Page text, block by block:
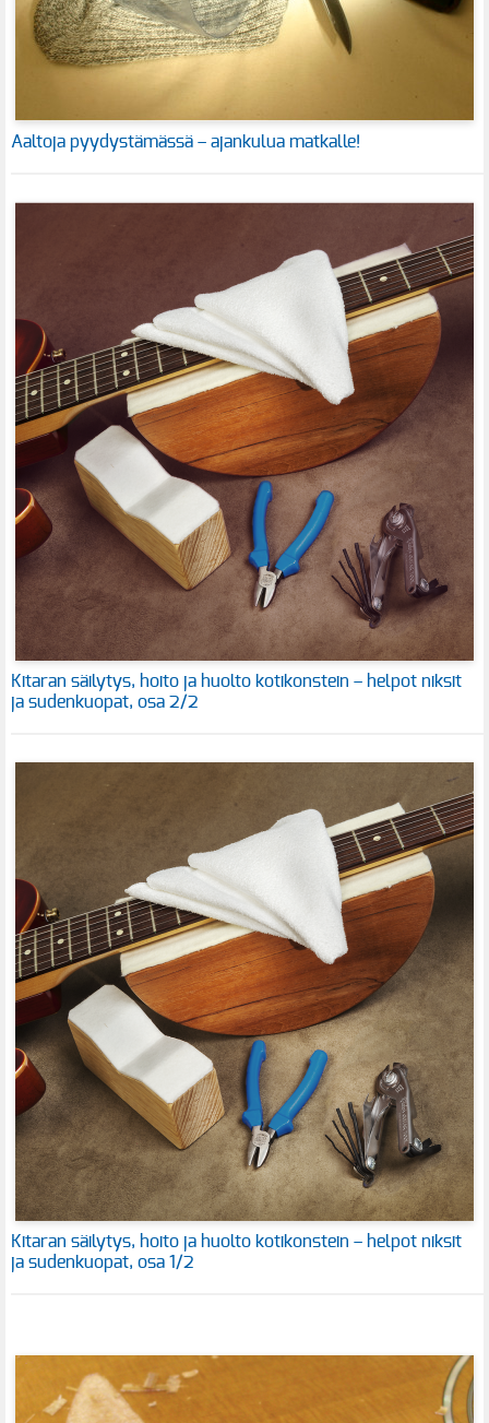
Aaltoja pyydystämässä – ajankulua matkalle!
Kitaran säilytys, hoito ja huolto kotikonstein – helpot niksit
ja sudenkuopat, osa 2/2
Kitaran säilytys, hoito ja huolto kotikonstein – helpot niksit
ja sudenkuopat, osa 1/2